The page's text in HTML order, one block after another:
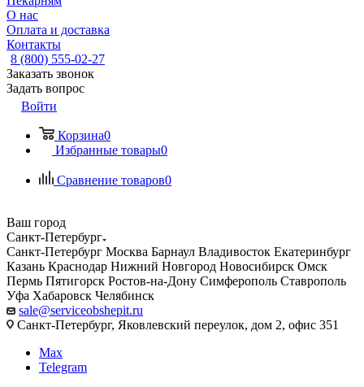
О нас
Оплата и доставка
Контакты
8 (800) 555-02-27
Заказать звонок
Задать вопрос
Войти
Корзина0
Избранные товары0
Сравнение товаров0
Ваш город
Санкт-Петербург
Санкт-Петербург Москва Барнаул Владивосток Екатеринбург
Казань Краснодар Нижний Новгород Новосибирск Омск
Пермь Пятигорск Ростов-на-Дону Симферополь Ставрополь
Уфа Хабаровск Челябинск
sale@serviceobshepit.ru
Санкт-Петербург, Яковлевский переулок, дом 2, офис 351
Max
Telegram